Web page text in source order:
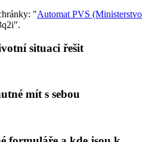
"Automat PVS (Ministerstvo
situaci řešit
mít s sebou